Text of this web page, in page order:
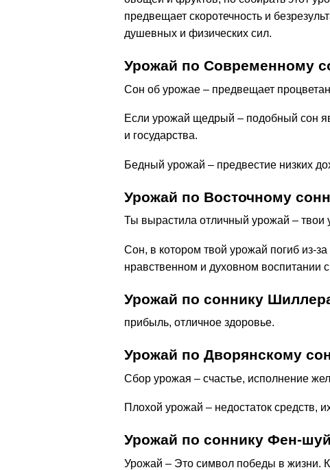
предвещает скоротечность и
душевных и физических сил.
Урожай по Современному
Сон об урожае – предвещает
Если урожай щедрый – подобный сон
и государства.
Бедный урожай – предвестие низких
Урожай по Восточному
Ты вырастила отличный урожай – твои
Сон, в котором твой урожай погиб из-
нравственном и духовном воспитании
Урожай по соннику
прибыль, отличное здоровье.
Урожай по Дворянскому
Сбор урожая – счастье, исполнение
Плохой урожай – недостаток средств,
Урожай по соннику Фен-шуй
Урожай – Это символ победы в жизни.